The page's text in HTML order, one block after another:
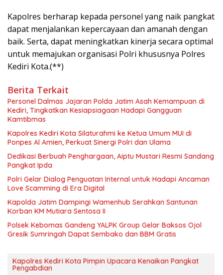
Kapolres berharap kepada personel yang naik pangkat
dapat menjalankan kepercayaan dan amanah dengan
baik. Serta, dapat meningkatkan kinerja secara optimal
untuk memajukan organisasi Polri khususnya Polres
Kediri Kota.(**)
Berita Terkait
Personel Dalmas Jajaran Polda Jatim Asah Kemampuan di
Kediri, Tingkatkan Kesiapsiagaan Hadapi Gangguan
Kamtibmas
Kapolres Kediri Kota Silaturahmi ke Ketua Umum MUI di
Ponpes Al Amien, Perkuat Sinergi Polri dan Ulama
Dedikasi Berbuah Penghargaan, Aiptu Mustari Resmi Sandang
Pangkat Ipda
Polri Gelar Dialog Penguatan Internal untuk Hadapi Ancaman
Love Scamming di Era Digital
Kapolda Jatim Dampingi Wamenhub Serahkan Santunan
Korban KM Mutiara Sentosa II
Polsek Kebomas Gandeng YALPK Group Gelar Baksos Ojol
Gresik Sumringah Dapat Sembako dan BBM Gratis
Kapolres Kediri Kota Pimpin Upacara Kenaikan Pangkat
Pengabdian